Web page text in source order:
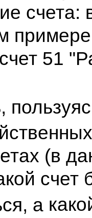
счета:
примере
51
(в
счет
а